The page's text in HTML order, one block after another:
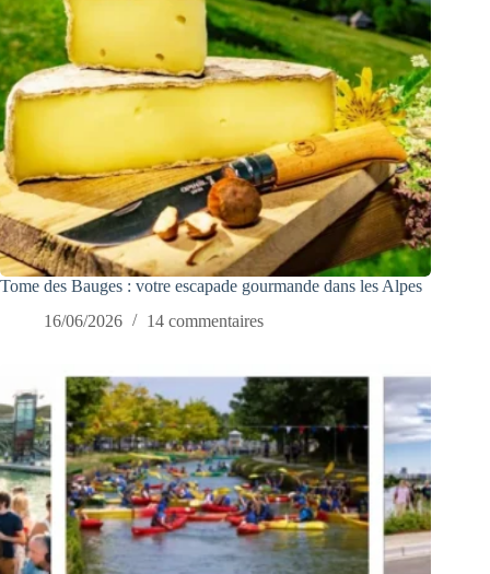
Tome des Bauges : votre escapade gourmande dans les Alpes
16/06/2026
14 commentaires